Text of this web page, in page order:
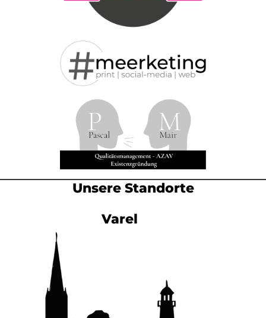
Unsere Standorte
Varel